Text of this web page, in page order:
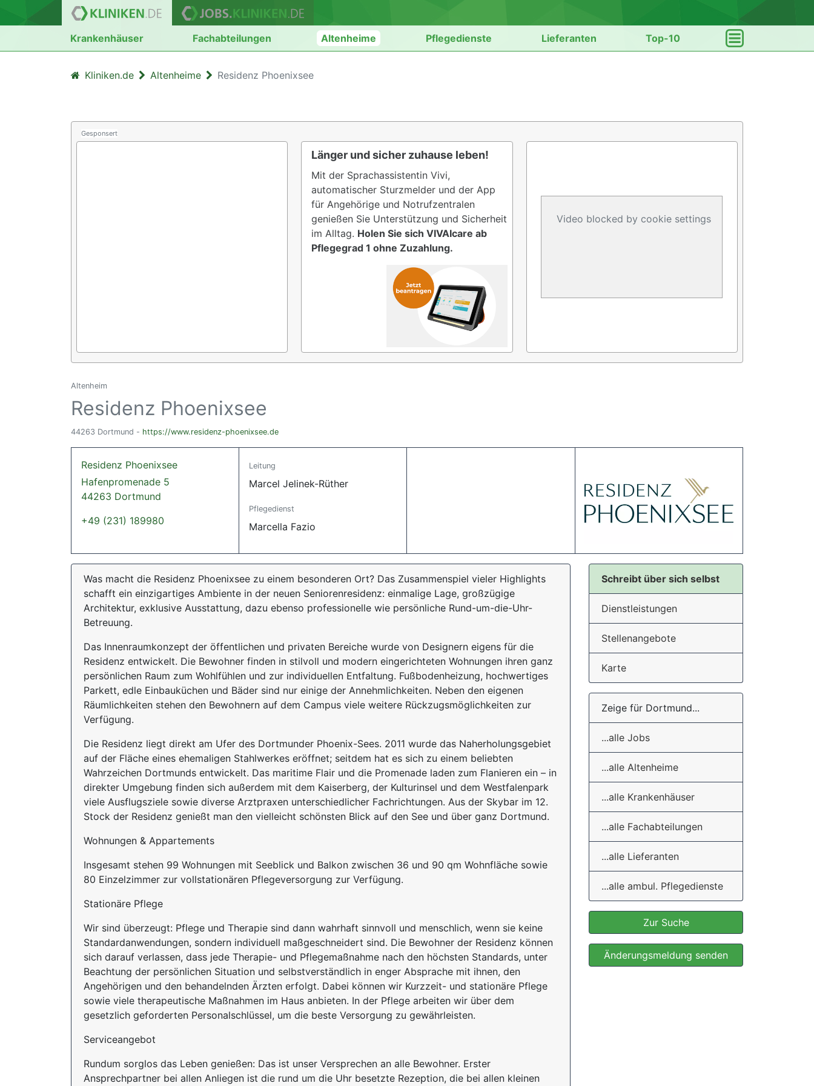
Krankenhäuser Fachabteilungen Altenheime Pflegedienste Lieferanten Top-10
Kliniken.de Altenheime Residenz Phoenixsee
Gesponsert
Länger und sicher zuhause leben!
Mit der Sprachassistentin Vivi,
automatischer Sturzmelder und der App
für Angehörige und Notrufzentralen
genießen Sie Unterstützung und Sicherheit
im Alltag. Holen Sie sich VIVAIcare ab
Pflegegrad 1 ohne Zuzahlung.
Video blocked by cookie settings
Altenheim
Residenz Phoenixsee
44263 Dortmund - https://www.residenz-phoenixsee.de
Residenz Phoenixsee
Hafenpromenade 5
44263 Dortmund
+49 (231) 189980
Leitung
Marcel Jelinek-Rüther
Pflegedienst
Marcella Fazio
Was macht die Residenz Phoenixsee zu einem besonderen Ort? Das Zusammenspiel vieler Highlights
schafft ein einzigartiges Ambiente in der neuen Seniorenresidenz: einmalige Lage, großzügige
Architektur, exklusive Ausstattung, dazu ebenso professionelle wie persönliche Rund-um-die-Uhr-
Betreuung.
Das Innenraumkonzept der öffentlichen und privaten Bereiche wurde von Designern eigens für die
Residenz entwickelt. Die Bewohner finden in stilvoll und modern eingerichteten Wohnungen ihren ganz
persönlichen Raum zum Wohlfühlen und zur individuellen Entfaltung. Fußbodenheizung, hochwertiges
Parkett, edle Einbauküchen und Bäder sind nur einige der Annehmlichkeiten. Neben den eigenen
Räumlichkeiten stehen den Bewohnern auf dem Campus viele weitere Rückzugsmöglichkeiten zur
Verfügung.
Die Residenz liegt direkt am Ufer des Dortmunder Phoenix-Sees. 2011 wurde das Naherholungsgebiet
auf der Fläche eines ehemaligen Stahlwerkes eröffnet; seitdem hat es sich zu einem beliebten
Wahrzeichen Dortmunds entwickelt. Das maritime Flair und die Promenade laden zum Flanieren ein – in
direkter Umgebung finden sich außerdem mit dem Kaiserberg, der Kulturinsel und dem Westfalenpark
viele Ausflugsziele sowie diverse Arztpraxen unterschiedlicher Fachrichtungen. Aus der Skybar im 12.
Stock der Residenz genießt man den vielleicht schönsten Blick auf den See und über ganz Dortmund.
Wohnungen & Appartements
Insgesamt stehen 99 Wohnungen mit Seeblick und Balkon zwischen 36 und 90 qm Wohnfläche sowie
80 Einzelzimmer zur vollstationären Pflegeversorgung zur Verfügung.
Stationäre Pflege
Wir sind überzeugt: Pflege und Therapie sind dann wahrhaft sinnvoll und menschlich, wenn sie keine
Standardanwendungen, sondern individuell maßgeschneidert sind. Die Bewohner der Residenz können
sich darauf verlassen, dass jede Therapie- und Pflegemaßnahme nach den höchsten Standards, unter
Beachtung der persönlichen Situation und selbstverständlich in enger Absprache mit ihnen, den
Angehörigen und den behandelnden Ärzten erfolgt. Dabei können wir Kurzzeit- und stationäre Pflege
sowie viele therapeutische Maßnahmen im Haus anbieten. In der Pflege arbeiten wir über dem
gesetzlich geforderten Personalschlüssel, um die beste Versorgung zu gewährleisten.
Serviceangebot
Rundum sorglos das Leben genießen: Das ist unser Versprechen an alle Bewohner. Erster
Ansprechpartner bei allen Anliegen ist die rund um die Uhr besetzte Rezeption, die bei allen kleinen
Schreibt über sich selbst
Dienstleistungen
Stellenangebote
Karte
Zeige für Dortmund...
...alle Jobs
...alle Altenheime
...alle Krankenhäuser
...alle Fachabteilungen
...alle Lieferanten
...alle ambul. Pflegedienste
Zur Suche
Änderungsmeldung senden